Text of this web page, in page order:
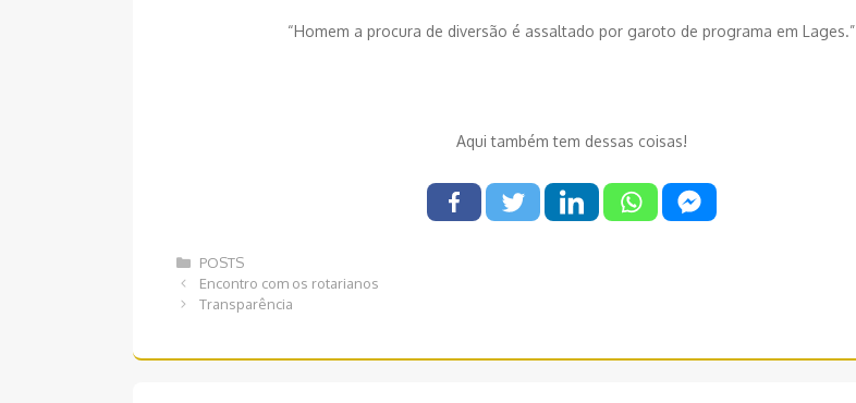
“Homem a procura de diversão é assaltado por garoto de programa em Lages.”
Aqui também tem dessas coisas!
Categorias
POSTS
Navegação
de
Encontro com os rotarianos
Transparência